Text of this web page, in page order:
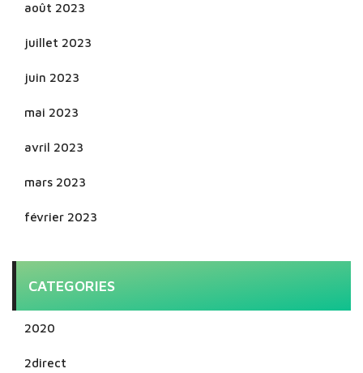
août 2023
juillet 2023
juin 2023
mai 2023
avril 2023
mars 2023
février 2023
CATEGORIES
2020
2direct